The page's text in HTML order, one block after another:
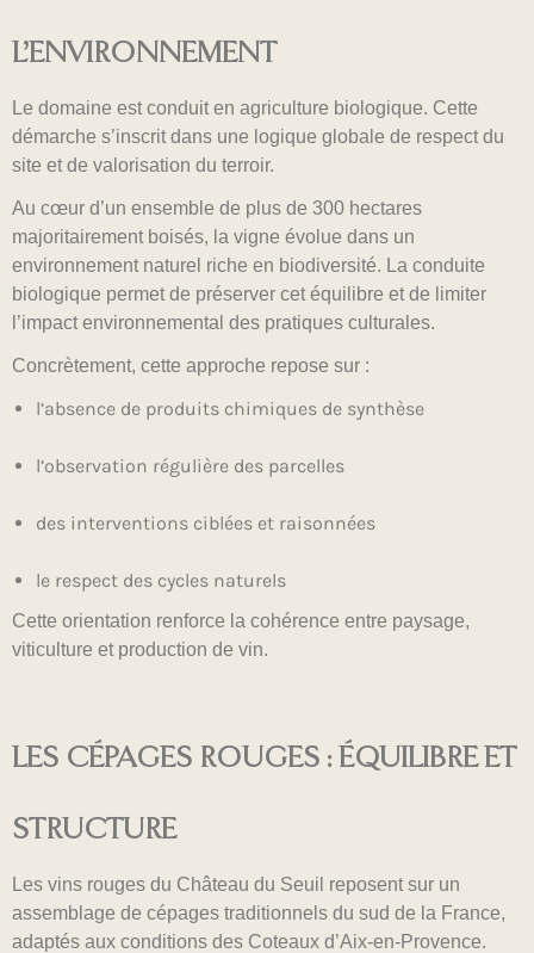
L’ENVIRONNEMENT
Le domaine est conduit en agriculture biologique. Cette
démarche s’inscrit dans une logique globale de respect du
site et de valorisation du terroir.
Au cœur d’un ensemble de plus de 300 hectares
majoritairement boisés, la vigne évolue dans un
environnement naturel riche en biodiversité. La conduite
biologique permet de préserver cet équilibre et de limiter
l’impact environnemental des pratiques culturales.
Concrètement, cette approche repose sur :
l’absence de produits chimiques de synthèse
l’observation régulière des parcelles
des interventions ciblées et raisonnées
le respect des cycles naturels
Cette orientation renforce la cohérence entre paysage,
viticulture et production de vin.
LES CÉPAGES ROUGES : ÉQUILIBRE ET
STRUCTURE
Les vins rouges du Château du Seuil reposent sur un
assemblage de cépages traditionnels du sud de la France,
adaptés aux conditions des Coteaux d’Aix-en-Provence.